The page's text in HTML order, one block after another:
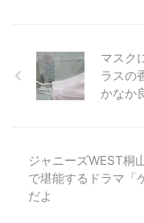
マスク
ラスの
かなか
ジャニーズWEST桐
で堪能するドラマ「
だよ